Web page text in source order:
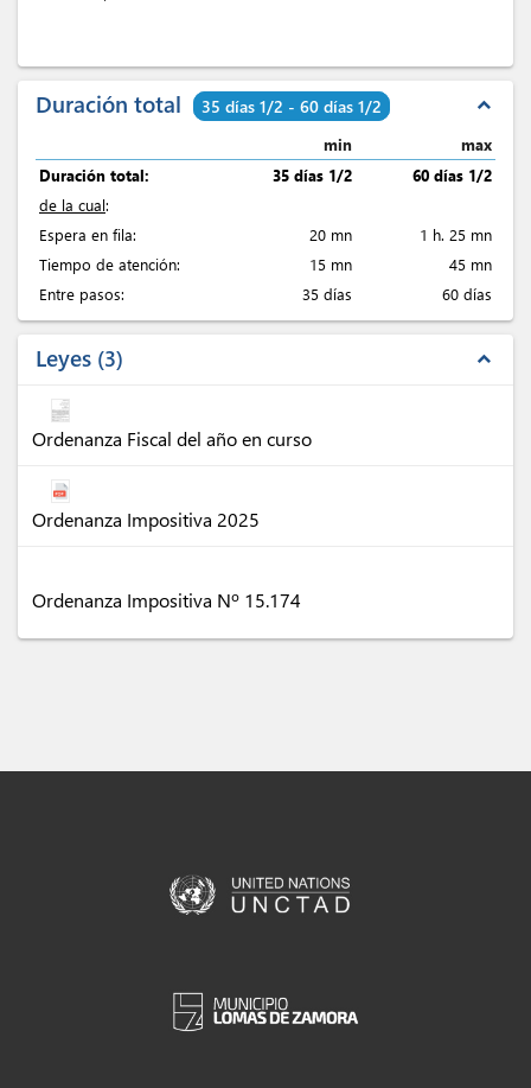
Duración total 35 días 1/2 - 60 días 1/2 expand_less
min
max
Duración total:
35 días 1/2
60 días 1/2
de la cual:
Espera en fila:
20 mn
1 h. 25 mn
Tiempo de atención:
15 mn
45 mn
Entre pasos:
35 días 60 días
Leyes 3 expand_less
Ordenanza Fiscal del año en curso
Ordenanza Impositiva 2025
Ordenanza Impositiva Nº 15.174